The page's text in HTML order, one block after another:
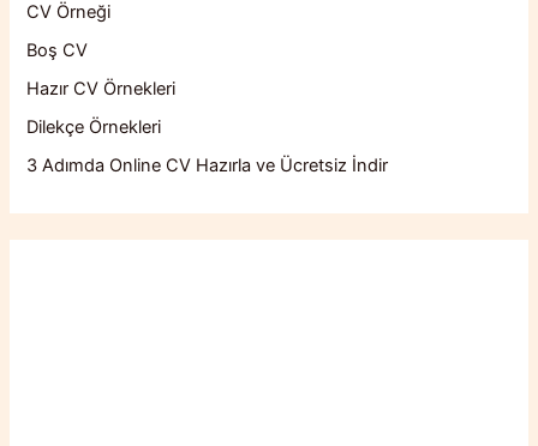
CV Örneği
Boş CV
Hazır CV Örnekleri
Dilekçe Örnekleri
3 Adımda Online CV Hazırla ve Ücretsiz İndir